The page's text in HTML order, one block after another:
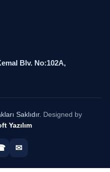
Blv. No:102A,
Saklıdır. Designed by
Yazılım
✉